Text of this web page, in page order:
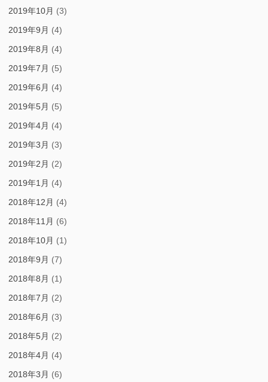
2019年10月 (3)
2019年9月 (4)
2019年8月 (4)
2019年7月 (5)
2019年6月 (4)
2019年5月 (5)
2019年4月 (4)
2019年3月 (3)
2019年2月 (2)
2019年1月 (4)
2018年12月 (4)
2018年11月 (6)
2018年10月 (1)
2018年9月 (7)
2018年8月 (1)
2018年7月 (2)
2018年6月 (3)
2018年5月 (2)
2018年4月 (4)
2018年3月 (6)